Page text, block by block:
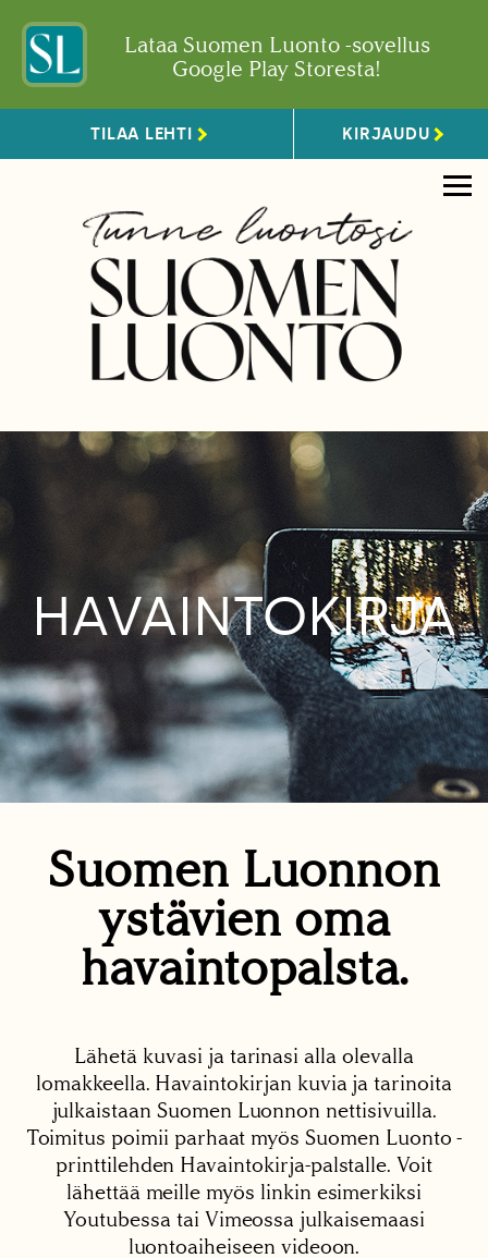
Lataa Suomen Luonto -sovellus
Google Play Storesta!
TILAA LEHTI KIRJAUDU
HAVAINTOKIRJA
Suomen Luonnon
ystävien oma
havaintopalsta.
Lähetä kuvasi ja tarinasi alla olevalla
lomakkeella. Havaintokirjan kuvia ja tarinoita
julkaistaan Suomen Luonnon nettisivuilla.
Toimitus poimii parhaat myös Suomen Luonto -
printtilehden Havaintokirja-palstalle. Voit
lähettää meille myös linkin esimerkiksi
Youtubessa tai Vimeossa julkaisemaasi
luontoaiheiseen videoon.